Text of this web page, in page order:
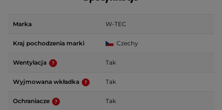
Marka W-TEC
Kraj pochodzenia marki Czechy
Wentylacja Tak
Wyjmowana wkładka Tak
Ochraniacze Tak